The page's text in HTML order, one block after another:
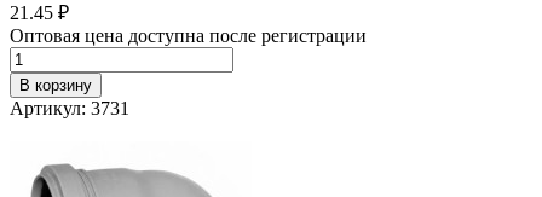
21.45 ₽
Оптовая цена доступна после регистрации
В корзину
Артикул: 3731